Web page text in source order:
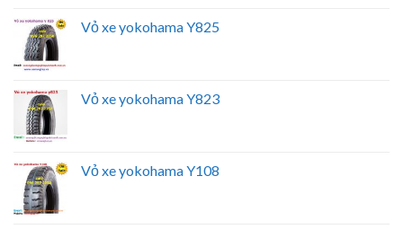
Vỏ xe yokohama Y825
Vỏ xe yokohama Y823
Vỏ xe yokohama Y108